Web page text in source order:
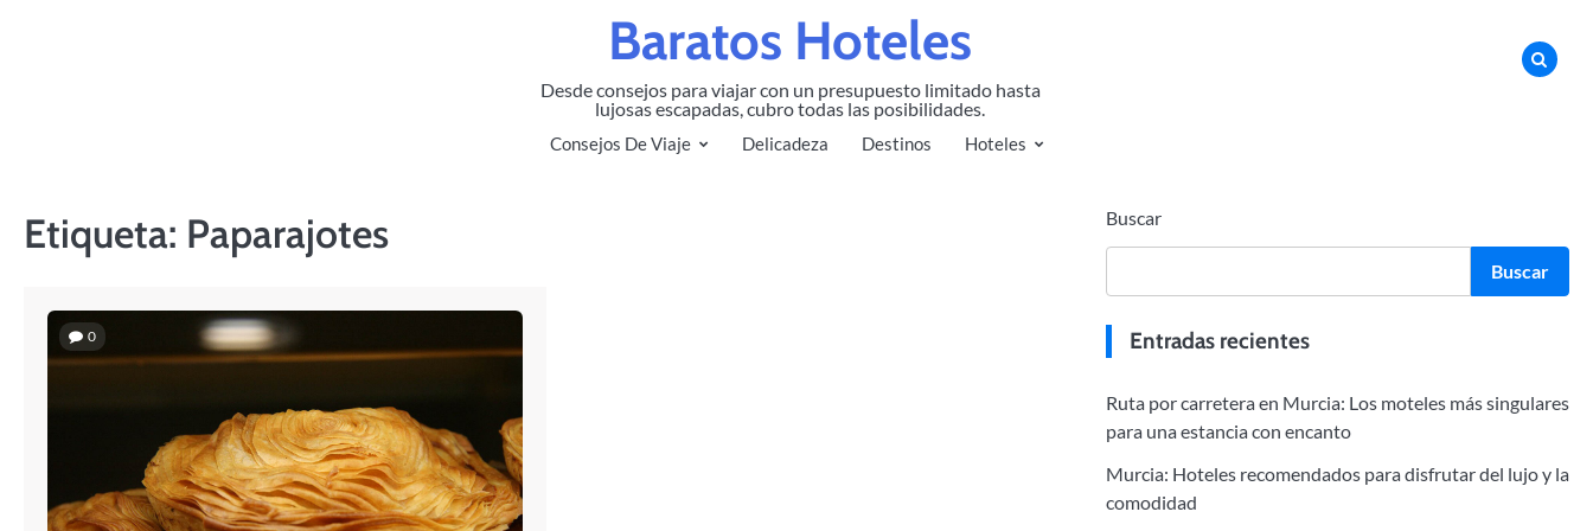
Baratos Hoteles
Desde consejos para viajar con un presupuesto limitado hasta
lujosas escapadas, cubro todas las posibilidades.
Consejos De Viaje Delicadeza Destinos Hoteles
Etiqueta: Paparajotes
0
Buscar
Buscar
Entradas recientes
Ruta por carretera en Murcia: Los moteles más singulares
para una estancia con encanto
Murcia: Hoteles recomendados para disfrutar del lujo y la
comodidad